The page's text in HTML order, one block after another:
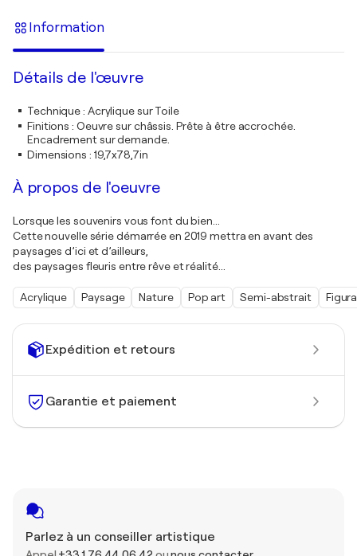
Expédition et retours
Garantie et paiement
Parlez à un conseiller artistique
Information
Détails de l'œuvre
Technique: Acrylique sur Toile
Finitions : Oeuvre sur châssis. Prête à être accrochée.
Encadrement sur demande.
Dimensions : 19,7x78,7in
À propos de l'oeuvre
Lorsque les souvenirs vous font du bien...
Cette nouvelle série démarrée en 2019 mettra en avant des
paysages d’ici et d’ailleurs,
des paysages fleuris entre rêve et réalité...
Acrylique Paysage Nature Pop art Semi-abstrait